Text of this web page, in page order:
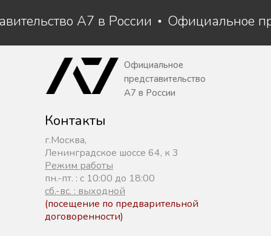
A7 в России Официальное
Контакты
г.Москва,
Ленинградское шоссе 64, к 3
Режим работы
пн.-пт. : с 10:00 до 18:00
сб.-вс. : выходной
(посещение по предварительной
договоренности)
Официальное
представительство
A7 в России